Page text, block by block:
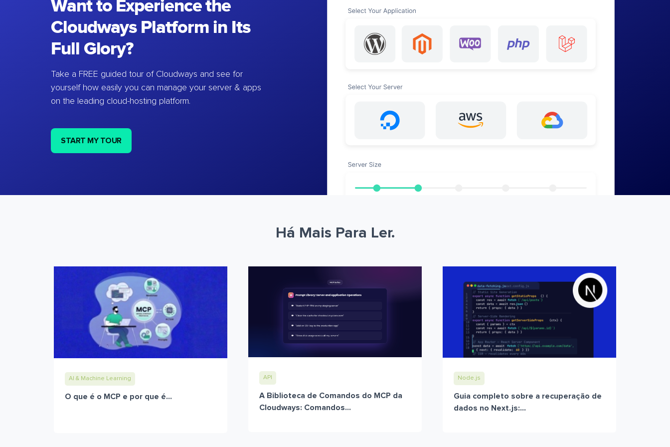
Want to Experience the
Cloudways Platform in Its
Full Glory?
Take a FREE guided tour of Cloudways and see for
yourself how easily you can manage your server & apps
on the leading cloud-hosting platform.
START MY TOUR
Há Mais Para Ler.
AI & Machine Learning
O que é o MCP e por que é...
API
A Biblioteca de Comandos do MCP da
Cloudways: Comandos...
Node.js
Guia completo sobre a recuperação de
dados no Next.js:...